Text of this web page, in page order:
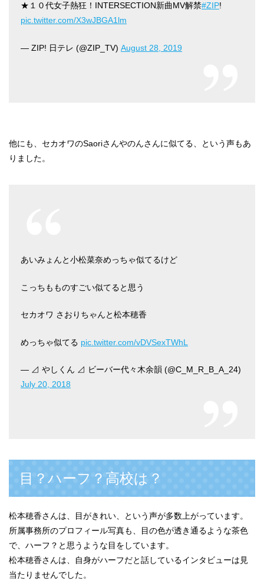
★１０代女子熱狂！INTERSECTION新曲MV解禁#ZIP!
pic.twitter.com/X3wJBGA1lm
— ZIP! 日テレ (@ZIP_TV) August 28, 2019
他にも、セカオワのSaoriさんやのんさんに似てる、という声もあ
りました。
あいみょんと小松菜奈めっちゃ似てるけど
こっちもものすごい似てると思う
セカオワ さおりちゃんと松本穂香
めっちゃ似てる pic.twitter.com/vDVSexTWhL
— ⊿ やしくん ⊿ ビーバー代々木余韻 (@C_M_R_B_A_24)
July 20, 2018
目？ハーフ？高校は？
松本穂香さんは、目がきれい、という声が多数上がっています。
所属事務所のプロフィール写真も、目の色が透き通るような茶色
で、ハーフ？と思うような目をしています。
松本穂香さんは、自身がハーフだと話しているインタビューは見
当たりませんでした。